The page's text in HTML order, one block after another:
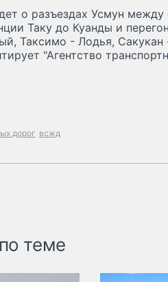
о разъездах Усмун
Таку до Куанды и
Таксимо - Лодья, Сакукан
"Агентство
дорог всжд
теме